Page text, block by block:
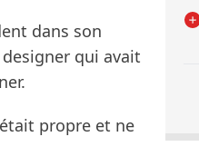
dans son
qui avait
propre et ne